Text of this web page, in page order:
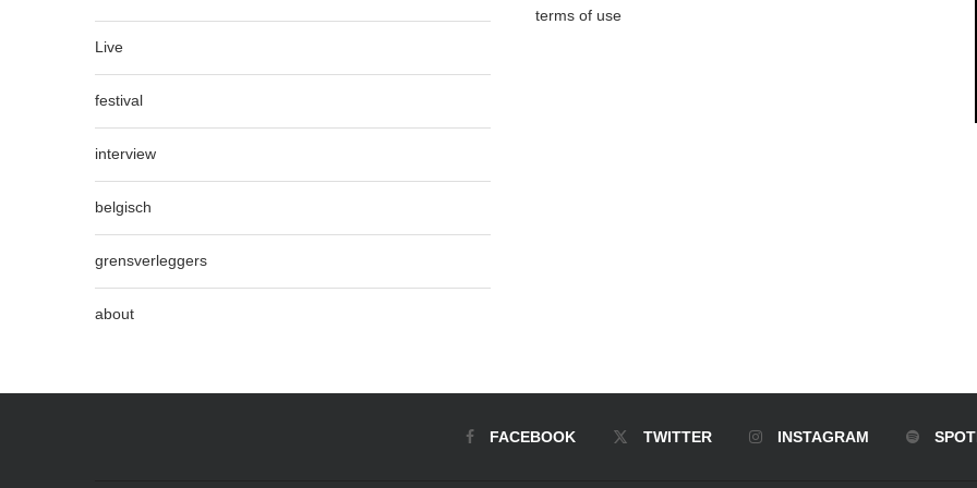
Live
festival
interview
belgisch
grensverleggers
about
terms of use
FACEBOOK TWITTER INSTAGRAM